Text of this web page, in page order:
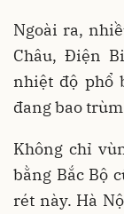
Ngoài ra,
Châu, Điện
nhiệt độ phổ
đang bao
Không chỉ
bằng Bắc Bộ
rét này. Hà